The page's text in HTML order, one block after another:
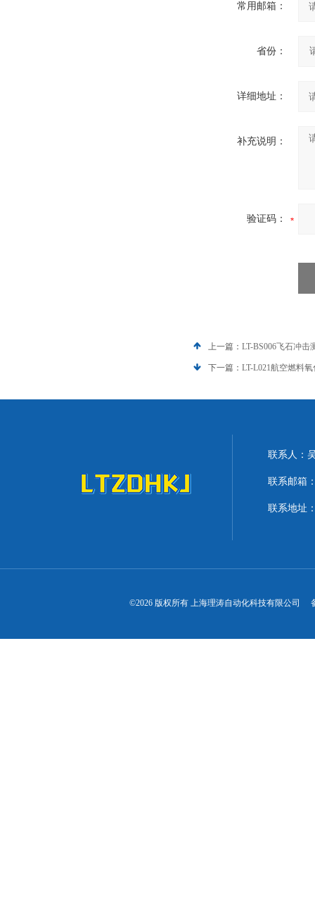
常用邮箱：
省份：
详细地址：
补充说明：
验证码：
上一篇： LT-BS006飞石冲击
下一篇： LT-L021航空燃料
联系人：
联系邮箱
联系地址
©2026 版权所有 上海理涛自动化科技有限公司